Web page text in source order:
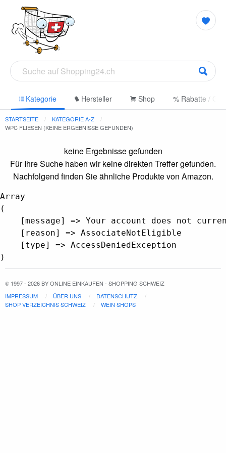
Kategorie Hersteller Shop % Rabatte /
STARTSEITE
KATEGORIE A-Z
WPC FLIESEN (KEINE ERGEBNISSE GEFUNDEN)
keine Ergebnisse gefunden
Für Ihre Suche haben wir keine direkten Treffer gefunden.
Nachfolgend finden Sie ähnliche Produkte von Amazon.
Array
(
[message] => Your account does not
    [reason] => AssociateNotEligible
    [type] => AccessDeniedException
© 1997 - 2026 BY ONLINE EINKAUFEN - SHOPPING SCHWEIZ
IMPRESSUM
ÜBER UNS
DATENSCHUTZ
SHOP VERZEICHNIS SCHWEIZ
WEIN SHOPS